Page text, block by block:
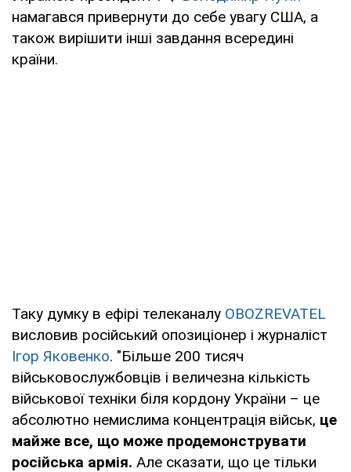
намагався привернути до себе увагу США, а
також вирішити інші завдання всередині
країни.
Таку думку в ефірі телеканалу OBOZREVATEL
висловив російський опозиціонер і журналіст
Ігор Яковенко. "Більше 200 тисяч
військовослужбовців і величезна кількість
військової техніки біля кордону України – це
абсолютно немислима концентрація військ, це
майже все, що може продемонструвати
російська армія. Але сказати, що це тільки